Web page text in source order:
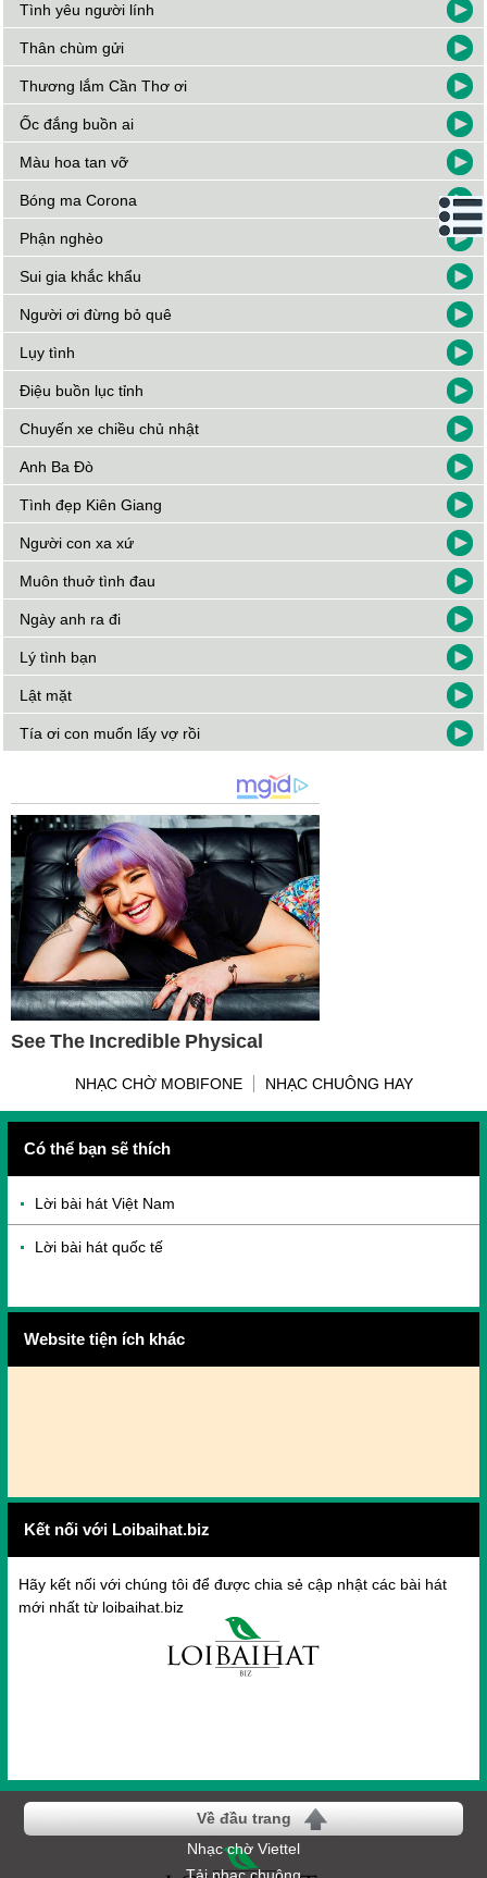
Tình yêu người lính
Thân chùm gửi
Thương lắm Cần Thơ ơi
Ốc đắng buồn ai
Màu hoa tan vỡ
Bóng ma Corona
Phận nghèo
Sui gia khắc khẩu
Người ơi đừng bỏ quê
Lụy tình
Điệu buồn lục tỉnh
Chuyến xe chiều chủ nhật
Anh Ba Đò
Tình đẹp Kiên Giang
Người con xa xứ
Muôn thuở tình đau
Ngày anh ra đi
Lý tình bạn
Lật mặt
Tía ơi con muốn lấy vợ rồi
NHẠC CHỜ MOBIFONE NHẠC CHUÔNG HAY
Có thể bạn sẽ thích
Lời bài hát Việt Nam
Lời bài hát quốc tế
Website tiện ích khác
Kết nối với Loibaihat.biz
Hãy kết nối với chúng tôi để được chia sẻ cập nhật các bài hát
mới nhất từ loibaihat.biz
Về đầu trang
Nhạc chờ Viettel